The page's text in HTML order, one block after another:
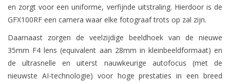
en zorgt voor een uniforme, verfijnde uitstraling. Hierdoor is de
GFX100RF een camera waar elke fotograaf trots op zal zijn.
Daarnaast zorgen de veelzijdige beeldhoek van de nieuwe
35mm F4 lens (equivalent aan 28mm in kleinbeeldformaat) en
de ultrasnelle en uiterst nauwkeurige autofocus (met de
nieuwste AI-technologie) voor hoge prestaties in een breed